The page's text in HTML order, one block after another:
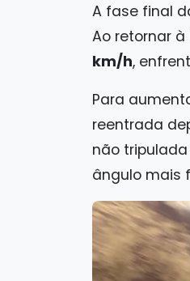
A fase final
Ao retornar
km/h,
Para
reentrada
não
ângulo mais